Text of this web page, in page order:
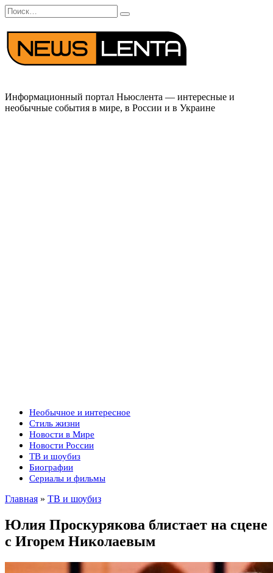
Перейти
к
содержанию
Search
for:
Информационный портал Ньюслента — интересные и
необычные события в мире, в России и в Украине
Необычное и интересное
Стиль жизни
Новости в Мире
Новости России
ТВ и шоубиз
Биографии
Сериалы и фильмы
Главная » ТВ и шоубиз
Юлия Проскурякова блистает на сцене
с Игорем Николаевым